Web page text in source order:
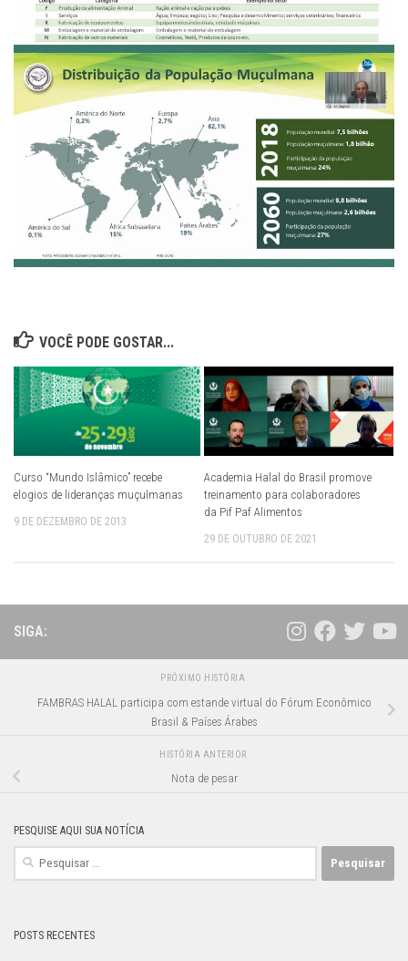
VOCÊ PODE GOSTAR...
Curso “Mundo Islâmico” recebe
elogios de lideranças muçulmanas
9 DE DEZEMBRO DE 2013
Academia Halal do Brasil promove
treinamento para colaboradores
da Pif Paf Alimentos
29 DE OUTUBRO DE 2021
SIGA:
PRÓXIMO HISTÓRIA
FAMBRAS HALAL participa com estande virtual do Fórum Econômico
Brasil & Países Árabes
HISTÓRIA ANTERIOR
Nota de pesar
PESQUISE AQUI SUA NOTÍCIA
Pesquisar
POSTS RECENTES